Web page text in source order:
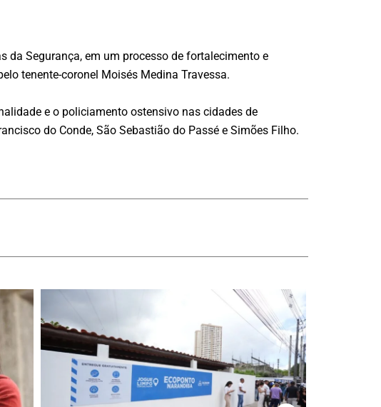
da Segurança, em um processo de fortalecimento e
tenente-coronel Moisés Medina Travessa.
e o policiamento ostensivo nas cidades de
do Conde, São Sebastião do Passé e Simões Filho.